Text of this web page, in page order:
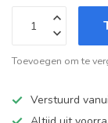
Toevoegen om te
Verstuurd